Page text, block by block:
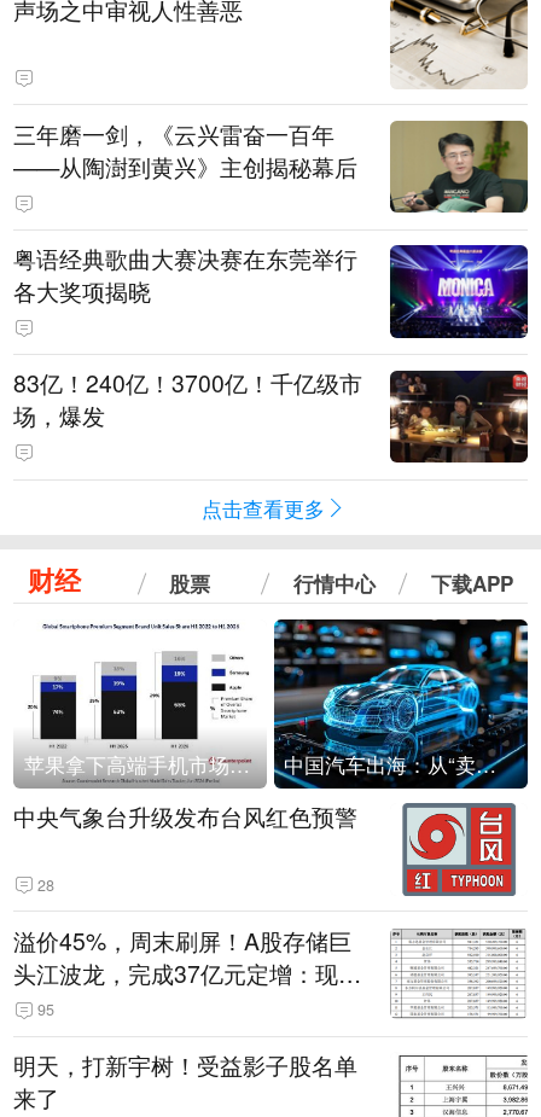
声场之中审视人性善恶
三年磨一剑，《云兴雷奋一百年
——从陶澍到黄兴》主创揭秘幕后
粤语经典歌曲大赛决赛在东莞举行
各大奖项揭晓
83亿！240亿！3700亿！千亿级市
场，爆发
点击查看更多
财经 股票 行情中心 下载APP
苹果拿下高端手机市场65%的份额：iPhone 17系列功不可没 中国汽车出海：从“卖出去”到“走进去”
中央气象台升级发布台风红色预警
28
溢价45%，周末刷屏！A股存储巨
头江波龙，完成37亿元定增：现价
386.6元，定增价560元
95
明天，打新宇树！受益影子股名单
来了